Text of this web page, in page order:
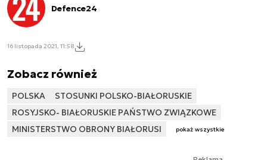
Defence24
16 listopada 2021, 11:58
Zobacz również
POLSKA
STOSUNKI POLSKO-BIAŁORUSKIE
ROSYJSKO- BIAŁORUSKIE PAŃSTWO ZWIĄZKOWE
MINISTERSTWO OBRONY BIAŁORUSI
pokaż wszystkie